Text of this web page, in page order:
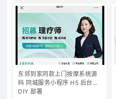
东郊到家同款上门按摩系统源
码 同城服务小程序 H5 后台可
DIY 部署